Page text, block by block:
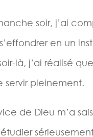
soir, j’ai
en un
là, j’ai réalisé
servir pleinement.
de Dieu m’a